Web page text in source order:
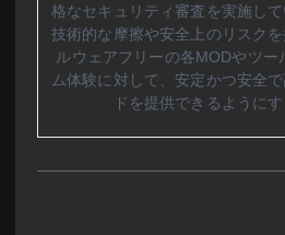
格なセキュリティ審査を実施して
技術的な摩擦や安全上のリスク
ルウェアフリーの各MODやツー
ム体験に対して、安定かつ安全
ドを提供できるようにす